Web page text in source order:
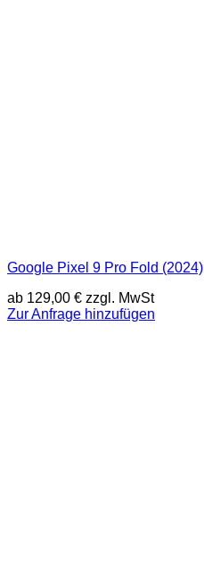
Google Pixel 9 Pro Fold (2024)
ab 129,00 € zzgl. MwSt
Zur Anfrage hinzufügen